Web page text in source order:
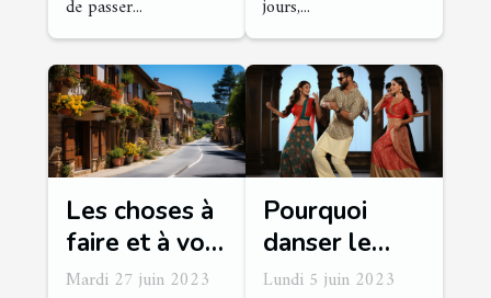
de passer...
jours,...
Les choses à
faire et à voir
à Cuges les
Mardi 27 juin 2023
Pourquoi
danser le
Bollywood à
Lundi 5 juin 2023